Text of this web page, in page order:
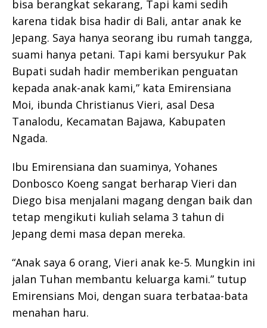
bisa berangkat sekarang, Tapi kami sedih
karena tidak bisa hadir di Bali, antar anak ke
Jepang. Saya hanya seorang ibu rumah tangga,
suami hanya petani. Tapi kami bersyukur Pak
Bupati sudah hadir memberikan penguatan
kepada anak-anak kami,” kata Emirensiana
Moi, ibunda Christianus Vieri, asal Desa
Tanalodu, Kecamatan Bajawa, Kabupaten
Ngada.
Ibu Emirensiana dan suaminya, Yohanes
Donbosco Koeng sangat berharap Vieri dan
Diego bisa menjalani magang dengan baik dan
tetap mengikuti kuliah selama 3 tahun di
Jepang demi masa depan mereka.
“Anak saya 6 orang, Vieri anak ke-5. Mungkin ini
jalan Tuhan membantu keluarga kami.” tutup
Emirensians Moi, dengan suara terbataa-bata
menahan haru.